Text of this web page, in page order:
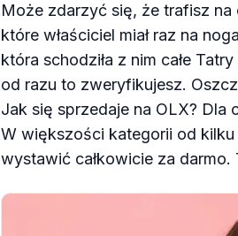
Może zdarzyć się, że trafisz
które właściciel miał raz na
która schodziła z nim całe
od razu to zweryfikujesz.
Jak się sprzedaje na OLX? Dla
W większości kategorii od
wystawić całkowicie za